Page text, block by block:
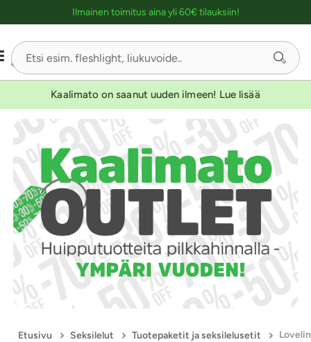
Ilmainen toimitus aina yli 60€ tilauksiin!
Kaalimato on saanut uuden ilmeen! Lue lisää
Etusivu Seksilelut Tuotepaketit ja seksilelusetit